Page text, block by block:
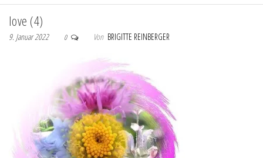
love (4)
9. Januar 2022 0 Von BRIGITTE REINBERGER